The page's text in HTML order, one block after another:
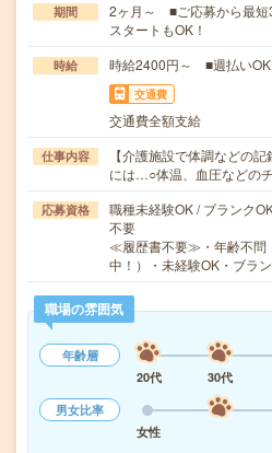
期間
2ヶ月～ ■ご応募から最
スタートもOK！
時給 時給2400円～ ■週払い
交通費
交通費全額支給
仕事内容
【介護施設で体調などの
には…○体温、血圧などの
応募資格
職種未経験OK / ブランク
不要
≪履歴書不要≫・年齢不問
中！）・未経験OK・ブラ
職場の雰囲気
年齢層
20代
30代
男女比率
女性